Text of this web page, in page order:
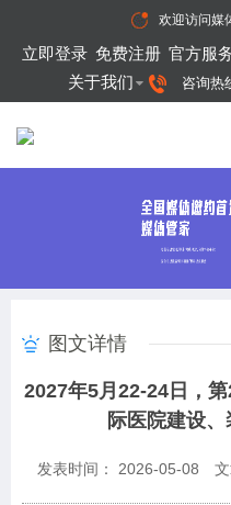
欢迎访问媒
立即登录 免费注册 官方服
关于我们
咨询热
图文详情
2027年5月22-24日，
际医院建设
发表时间： 2026-05-08